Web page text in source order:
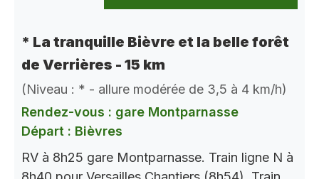
* La tranquille Bièvre et la belle forêt
de Verrières - 15 km
(Niveau : * - allure modérée de 3,5 à 4 km/h)
Rendez-vous : gare Montparnasse
Départ : Bièvres
RV à 8h25 gare Montparnasse. Train ligne N à